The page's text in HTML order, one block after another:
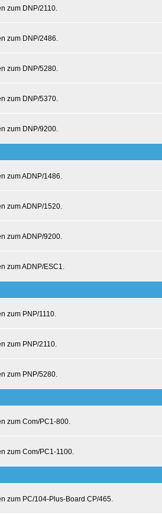
zum DNP/2110.
zum DNP/2486.
zum DNP/5280.
zum DNP/5370.
zum DNP/9200.
zum ADNP/1486.
zum ADNP/1520.
zum ADNP/9200.
zum ADNP/ESC1.
zum PNP/1110.
zum PNP/2110.
zum PNP/5280.
zum Com/PC1-800.
zum Com/PC1-1100.
zum PC/104-Plus-Board CP/465.